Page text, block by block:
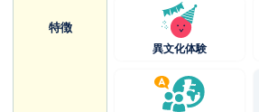
特徴
異文化体験